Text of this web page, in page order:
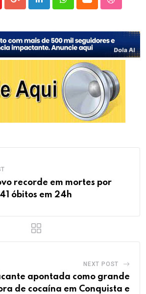
Google+LinkedInWhatsappCloud
recorde em mortes por
óbitos em 24h
NEXT POST
apontada como grande
de cocaína em Conquista e